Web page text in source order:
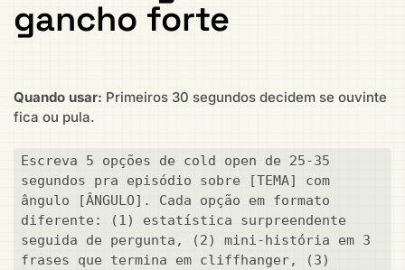
gancho forte
Quando usar: Primeiros 30 segundos decidem se ouvinte
fica ou pula.
Escreva 5 opções de cold open de 25-35
segundos pra episódio sobre [TEMA] com
ângulo [ÂNGULO]. Cada opção em formato
diferente: (1) estatística surpreendente
seguida de pergunta, (2) mini-história em 3
frases que termina em cliffhanger, (3)